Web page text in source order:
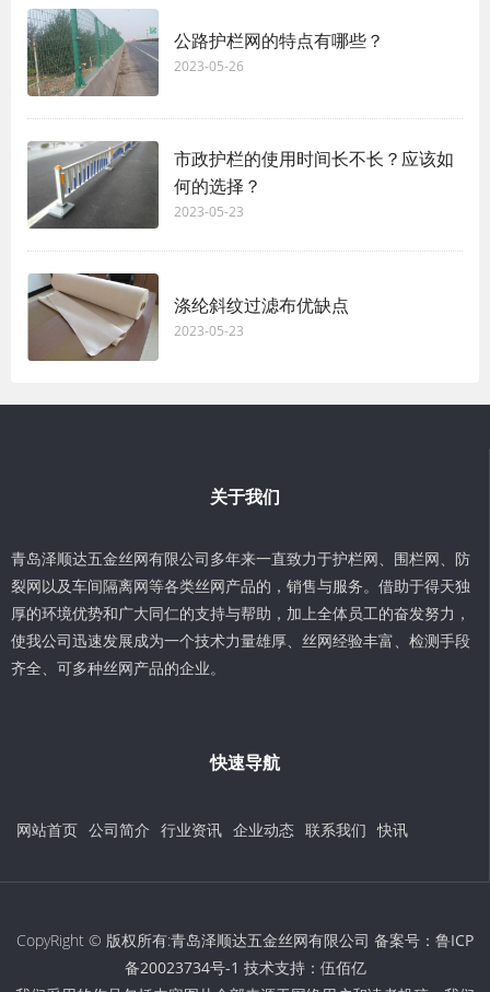
公路护栏网的特点有哪些？
2023-05-26
市政护栏的使用时间长不长？应该如
何的选择？
2023-05-23
涤纶斜纹过滤布优缺点
2023-05-23
关于我们
青岛泽顺达五金丝网有限公司多年来一直致力于护栏网、围栏网、防
裂网以及车间隔离网等各类丝网产品的，销售与服务。借助于得天独
厚的环境优势和广大同仁的支持与帮助，加上全体员工的奋发努力，
使我公司迅速发展成为一个技术力量雄厚、丝网经验丰富、检测手段
齐全、可多种丝网产品的企业。
快速导航
网站首页 公司简介 行业资讯 企业动态 联系我们 快讯
CopyRight © 版权所有:青岛泽顺达五金丝网有限公司 备案号： 鲁ICP
备20023734号-1 技术支持： 伍佰亿